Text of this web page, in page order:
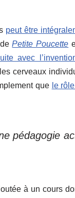
peut être
dePetite Poucette
avec
cerveaux
que le
pédagogie
à un cours